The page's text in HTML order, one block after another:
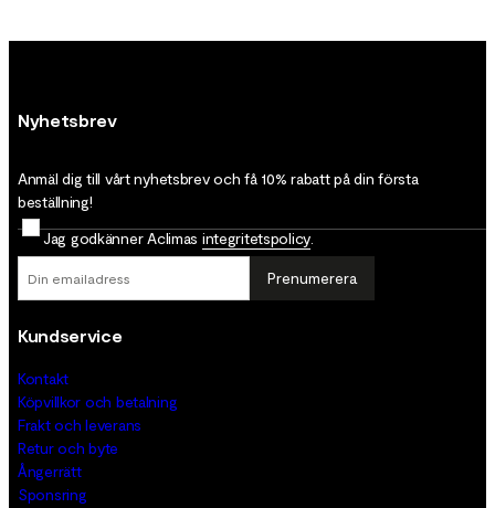
Nyhetsbrev
Anmäl dig till vårt nyhetsbrev och få 10% rabatt på din första
beställning!
Jag godkänner Aclimas integritetspolicy
Prenumerera
Kundservice
Kontakt
Köpvillkor och betalning
Frakt och leverans
Retur och byte
Ångerrätt
Sponsring